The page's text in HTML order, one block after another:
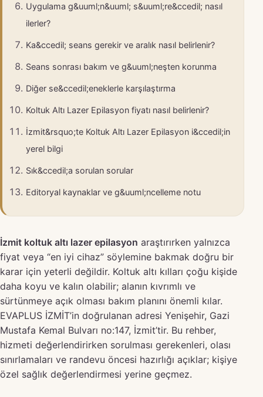
Uygulama g&uuml;n&uuml; s&uuml;re&ccedil; nasıl
ilerler?
Ka&ccedil; seans gerekir ve aralık nasıl belirlenir?
Seans sonrası bakım ve g&uuml;neşten korunma
Diğer se&ccedil;eneklerle karşılaştırma
Koltuk Altı Lazer Epilasyon fiyatı nasıl belirlenir?
İzmit&rsquo;te Koltuk Altı Lazer Epilasyon i&ccedil;in
yerel bilgi
Sık&ccedil;a sorulan sorular
Editoryal kaynaklar ve g&uuml;ncelleme notu
İzmit koltuk altı lazer epilasyon araştırırken yalnızca
fiyat veya “en iyi cihaz” söylemine bakmak doğru bir
karar için yeterli değildir. Koltuk altı kılları çoğu kişide
daha koyu ve kalın olabilir; alanın kıvrımlı ve
sürtünmeye açık olması bakım planını önemli kılar.
EVAPLUS İZMİT’in doğrulanan adresi Yenişehir, Gazi
Mustafa Kemal Bulvarı no:147, İzmit’tir. Bu rehber,
hizmeti değerlendirirken sorulması gerekenleri, olası
sınırlamaları ve randevu öncesi hazırlığı açıklar; kişiye
özel sağlık değerlendirmesi yerine geçmez.